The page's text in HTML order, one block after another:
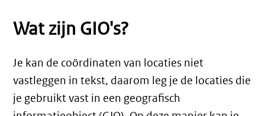
Wat zijn GIO's?
Je kan de coördinaten van locaties niet
vastleggen in tekst, daarom leg je de locaties die
je gebruikt vast in een geografisch